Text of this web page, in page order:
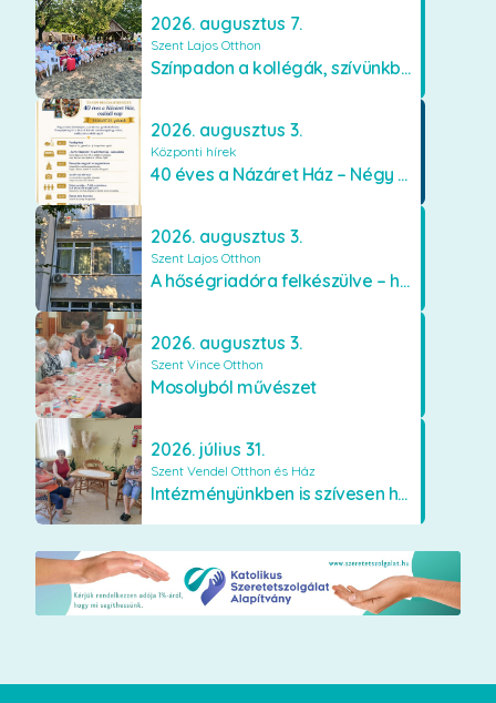
2026. augusztus 7.
Szent Lajos Otthon
Színpadon a kollégák, szívünkben a lakók
2026. augusztus 3.
Központi hírek
40 éves a Názáret Ház – Négy évtized szeretetben és gondoskodásban
2026. augusztus 3.
Szent Lajos Otthon
A hőségriadóra felkészülve – hűsítő fejlesztések a Szent Lajos Otthonban
2026. augusztus 3.
Szent Vince Otthon
Mosolyból művészet
2026. július 31.
Szent Vendel Otthon és Ház
Intézményünkben is szívesen használják a VR szemüveget